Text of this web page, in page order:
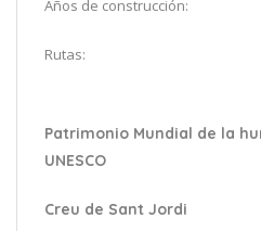
Años de construcción:
Rutas:
Patrimonio Mundial de la
UNESCO
Creu de Sant Jordi